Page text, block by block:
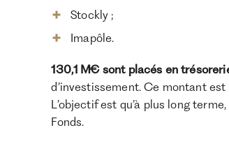
Stockly ;
Imapôle.
130,1 M€ sont placés en
d’investissement. Ce montant
L’objectif est qu’à plus long
Fonds.